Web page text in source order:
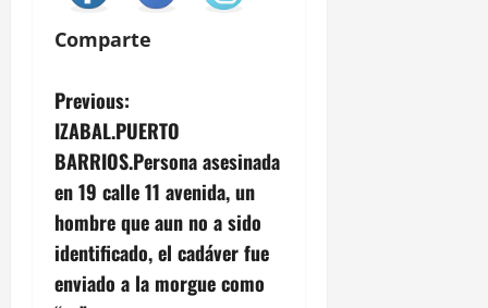
Comparte
P
o
s
t
n
Previous:
IZABAL.PUERTO
BARRIOS.Persona asesinada
en 19 calle 11 avenida, un
hombre que aun no a sido
identificado, el cadáver fue
enviado a la morgue como